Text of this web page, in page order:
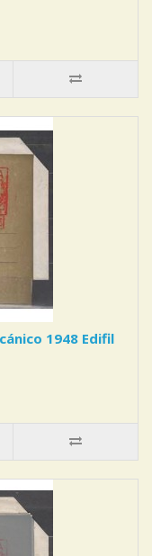
1948 Edifil